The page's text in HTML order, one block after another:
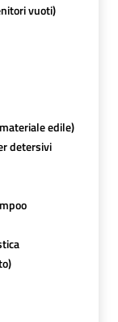
vuoti)
edile)
detersivi